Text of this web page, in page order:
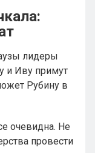
лидеры
и Иву примут
Рубину в
очевидна. Не
провести